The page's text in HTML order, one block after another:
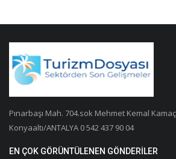
Pınarbaşı Mah. 704.sok Mehmet Kemal
Konyaaltı/ANTALYA 0 542 437 90 04
EN ÇOK GÖRÜNTÜLENEN GÖNDERILER